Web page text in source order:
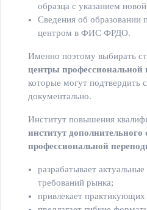
образца с указанием
Сведения об образовании
центром в ФИС ФРДО.
Именно поэтому выбирать
центры профессиональной
которые могут подтвердить
документально.
Институт повышения
институт дополнительного
профессиональной
разрабатывает
требований рынка;
привлекает практикующих